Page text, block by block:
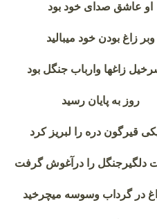
او عاشق صدای خود بود
وبر زاغ بودن خود میبالید
زاغها وارباب جنگل بود
روز به پایان رسید
قیرگون دره را لبریز کرد
دلگیرجنگل را درآغوش گرفت
در گرداب وسوسه میچرخید